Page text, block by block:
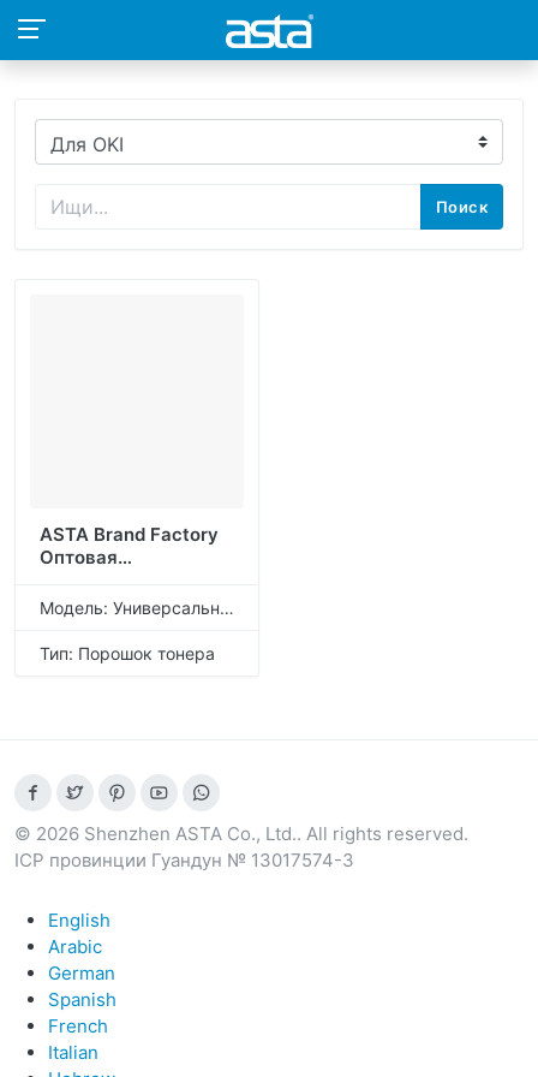
Поиск
ASTA Brand Factory
Оптовая
оптовая заправка
C110BK C110C
Совместимый тонер-
порошок для OKI
Модель: Универсальный тонер-порошок
Тип: Порошок тонера
© 2026 Shenzhen ASTA Co., Ltd.. All rights reserved.
ICP провинции Гуандун № 13017574-3
English
Arabic
German
Spanish
French
Italian